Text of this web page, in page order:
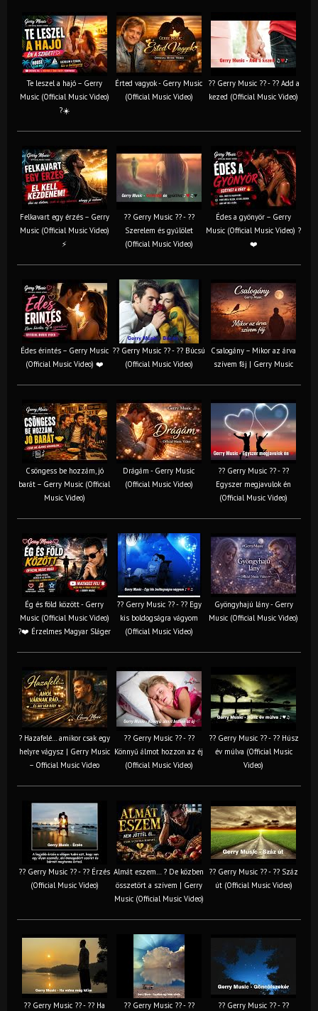
Te leszel a hajó – Gerry
Music (Official Music Video)
?☀️
Érted vagyok - Gerry Music
(Official Music Video)
?? Gerry Music ?? - ?? Add a
kezed (Official Music Video)
Felkavart egy érzés – Gerry
Music (Official Music Video)
⚡
?? Gerry Music ?? - ??
Szerelem és gyűlölet
(Official Music Video)
Édes a gyönyör – Gerry
Music (Official Music Video) ?
❤️
Édes érintés – Gerry Music
(Official Music Video) ❤️
?? Gerry Music ?? - ?? Búcsú
(Official Music Video)
Csalogány – Mikor az árva
szívem fáj | Gerry Music
Csöngess be hozzám, jó
barát – Gerry Music (Official
Music Video)
Drágám - Gerry Music
(Official Music Video)
?? Gerry Music ?? - ??
Egyszer megjavulok én
(Official Music Video)
Ég és föld között - Gerry
Music (Official Music Video)
?❤️ Érzelmes Magyar Sláger
?? Gerry Music ?? - ?? Egy
kis boldogságra vágyom
(Official Music Video)
Gyöngyhajú lány - Gerry
Music (Official Music Video)
? Hazafelé… amikor csak egy
helyre vágysz | Gerry Music
– Official Music Video
?? Gerry Music ?? - ??
Könnyű álmot hozzon az éj
(Official Music Video)
?? Gerry Music ?? - ?? Húsz
év múlva (Official Music
Video)
?? Gerry Music ?? - ?? Érzés
(Official Music Video)
Almát eszem… ? De közben
összetört a szívem | Gerry
Music (Official Music Video)
?? Gerry Music ?? - ?? Száz
út (Official Music Video)
?? Gerry Music ?? - ?? Ha
?? Gerry Music ?? - ??
?? Gerry Music ?? - ??